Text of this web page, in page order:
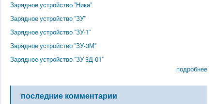
Зарядное устройство "Ника"
Зарядное устройство "ЗУ"
Зарядное устройство "ЗУ-1"
Зарядное устройство "ЗУ-3М"
Зарядное устройство "ЗУ 3Д-01"
подробнее
последние комментарии